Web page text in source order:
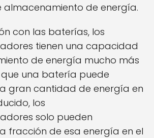
de energía.
con las baterías, los
tienen una capacidad
de energía mucho más
que una batería puede
gran cantidad de energía en
los
solo pueden
fracción de esa energía en el